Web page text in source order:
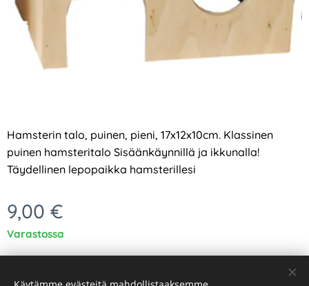
Hamsterin talo, puinen, pieni, 17x12x10cm. Klassinen
puinen hamsteritalo Sisäänkäynnillä ja ikkunalla!
Täydellinen lepopaikka hamsterillesi
9,00 €
Varastossa